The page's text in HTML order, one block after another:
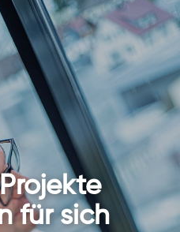
für sich